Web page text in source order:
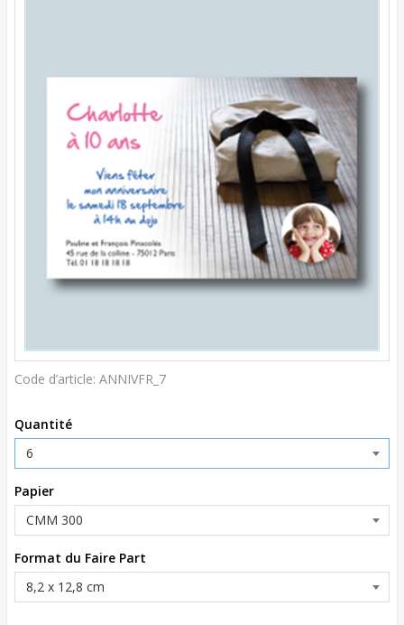
Code d’article: ANNIVFR_7
Quantité
Papier
Format du Faire Part